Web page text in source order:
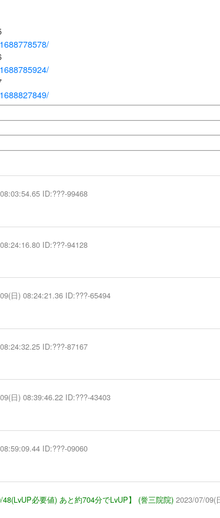
ID:???-99468
ID:???-94128
日) 08:24:21.36 ID:???-65494
ID:???-87167
日) 08:39:46.22 ID:???-43403
ID:???-09060
48(LvUP必要値) あと約704分でLvUP】 (誉三院院) 2023/07/09(